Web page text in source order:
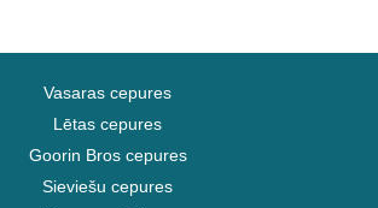
Vasaras cepures
Lētas cepures
Goorin Bros cepures
Sieviešu cepures